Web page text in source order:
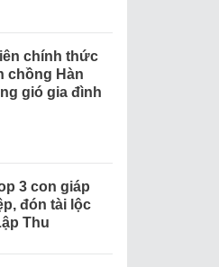
chính thức
chồng Hàn
gió gia đình
3 con giáp
đón tài lộc
Thu